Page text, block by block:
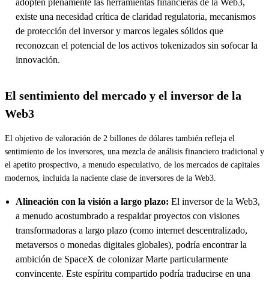
existe una necesidad crítica de claridad regulatoria, mecanismos
de protección del inversor y marcos legales sólidos que
reconozcan el potencial de los activos tokenizados sin sofocar la
innovación.
El sentimiento del mercado y el inversor de la
Web3
El objetivo de valoración de 2 billones de dólares también refleja el
sentimiento de los inversores, una mezcla de análisis financiero tradicional y
el apetito prospectivo, a menudo especulativo, de los mercados de capitales
modernos, incluida la naciente clase de inversores de la Web3.
Alineación con la visión a largo plazo: El inversor de la Web3,
a menudo acostumbrado a respaldar proyectos con visiones
transformadoras a largo plazo (como internet descentralizado,
metaversos o monedas digitales globales), podría encontrar la
ambición de SpaceX de colonizar Marte particularmente
convincente. Este espíritu compartido podría traducirse en una